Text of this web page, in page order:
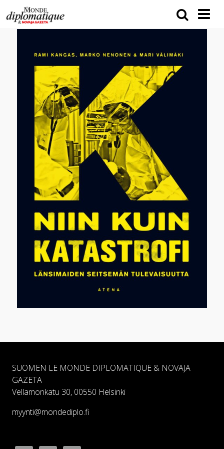
SUOMEN LE MONDE DIPLOMATIQUE & NOVAJA
GAZETA
Vellamonkatu 30, 00550 Helsinki
myynti@mondediplo.fi